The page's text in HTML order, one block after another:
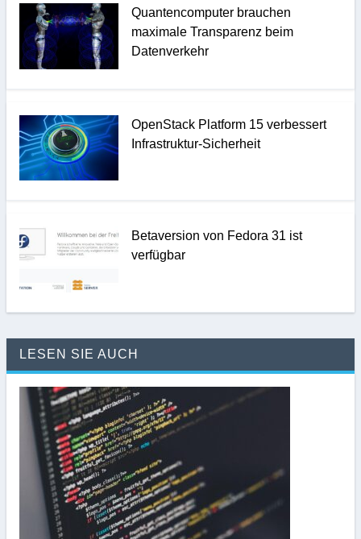
Quantencomputer brauchen
maximale Transparenz beim
Datenverkehr
OpenStack Platform 15 verbessert
Infrastruktur-Sicherheit
Betaversion von Fedora 31 ist
verfügbar
LESEN SIE AUCH